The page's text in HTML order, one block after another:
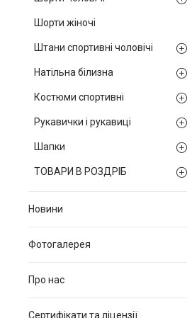
Шорти жіночі
Штани спортивні чоловічі
Натільна білизна
Костюми спортивні
Рукавички і рукавиці
Шапки
ТОВАРИ В РОЗДРІБ
Новини
Фотогалерея
Про нас
Сертифікати та ліцензії